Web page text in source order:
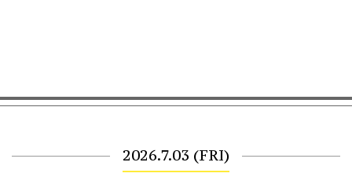
2026.7.03 (FRI)